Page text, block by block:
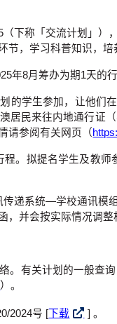
下称「交流计划」
，学习科普知识，培
年8月筹办为期1天的
的学生参加，让他们
居民来往内地通行证
请参阅有关网页（
。拟提名学生及教
递系统—学校通讯模
，并会按实际情况调整
。有关计划的一般查
）。
2024号 [下载 ] 。